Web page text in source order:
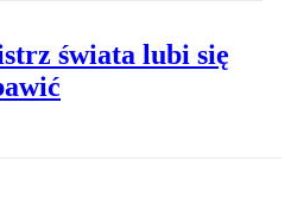
świata lubi się